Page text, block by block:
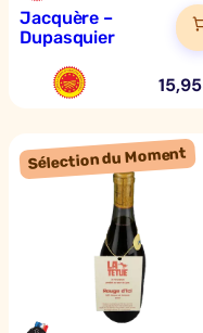
Jacquère –
Dupasquier
15,95